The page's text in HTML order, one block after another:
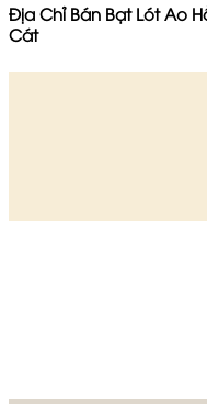
Địa Chỉ Bán Bạt Lót Ao
Cát